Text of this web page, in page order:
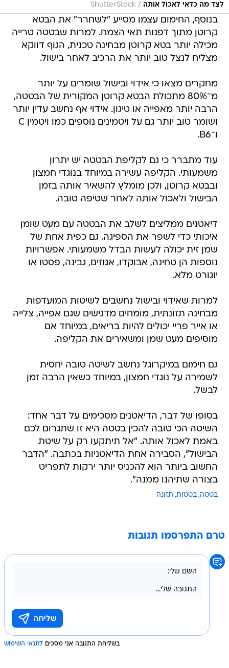
לצד מה כדאי לאכול אותה /
ShutterStock
בנוסף, החימום עצמו מסייע "לשחרר" את הבטא
קרוטן מתוך דפנות תאי הצמח. למרות שבטטה טרייה
מכילה יותר בטא קרוטן מבחינה טכנית, הגוף דווקא
מצליח לנצל טוב יותר את הרכיב לאחר בישול.
מחקרים מצאו כי אידוי ובישול שומרים על יותר
מ־80% מתכולת הבטא קרוטן המקורית של הבטטה,
הרבה יותר מאפייה או טיגון. אידוי אף נחשב עדין יותר
ושומר טוב יותר גם על ויטמינים נוספים כמו ויטמין C
ו־B6.
עוד מתברר כי גם לקליפת הבטטה יש יתרון
משמעותי. הקליפה עשירה במיוחד בנוגדי חמצון
ובבטא קרוטן, ולכן מומלץ להשאיר אותה בזמן
הבישול ולאכול אותה לאחר שטיפה טובה.
דיאטנים ממליצים לשלב את הבטטה עם מעט שומן
איכותי כדי לשפר את הספיגה. גם כפית אחת של
שמן זית יכולה לעשות הבדל משמעותי. אפשרויות
נוספות הן טחינה, אבוקדו, אגוזים, גבינה, פסטו או
יוגורט מלא.
למרות שאידוי ובישול נחשבים לשיטות המועדפות
מבחינה תזונתית, מומחים מדגישים שגם אפייה, צלייה
או אייר פריי יכולים להיות בריאים, במיוחד אם
מוסיפים מעט שמן ומשאירים את הקליפה.
גם חימום במיקרוגל נחשב לשיטה טובה יחסית
לשמירה על נוגדי חמצון, במיוחד כשאין הרבה זמן
לבשל.
בסופו של דבר, הדיאטנים מסכימים על דבר אחד:
השיטה הכי טובה להכין בטטה היא זו שתגרום לכם
באמת לאכול אותה. "אל תיתקעו רק על שיטת
הבישול", הסבירה אחת הדיאטניות בכתבה. "הדבר
החשוב ביותר הוא להכניס יותר ירקות לתפריט
בצורה שתיהנו ממנה".
בטטה בטטות תזונה
טרם התפרסמו תגובות
בשליחת התגובה אני מסכים לתנאי השימוש